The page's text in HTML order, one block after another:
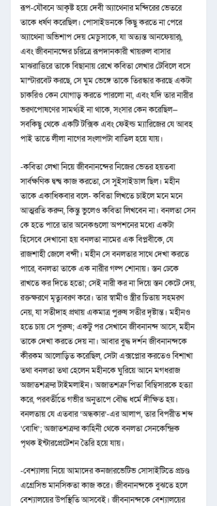
রূপ-যৌবনে আকৃষ্ট হয়ে দেবী অ্যাথেনার মন্দিরের ভেতরে
তাকে ধর্ষণ করেছিল। পোসাইডনকে কিছু করতে না পেরে
অ্যাথেনা অভিশাপ দেয় মেডুসাকে, যা অত্যন্ত আনফেয়ার),
এবং জীবনানন্দের চরিত্রে রূপদানকারী খায়রুল বাসার
মাঝরাত্তিরে তাকে বিছানায় রেখে কবিতা লেখার টেবিলে বসে
মাস্টারবেট করছে, সে ঘুম ভেঙ্গে তাকে তিরস্কার করছে একটা
চাকরিও কেন যোগাড় করতে পারলো না, এবং যদি তার নারীর
ভরণপোষণের সামর্থ্যই না থাকে, সংসার কেন করেছিল—
সবকিছু থেকে একটি টক্সিক এবং ফেইল্ড ম্যারিজের যে আবহ
পাই তাতে লীলা নাগের সংলাপটা বাতিল হয়ে যায়।
-কবিতা লেখা নিয়ে জীবনানন্দের নিজের ভেতর হয়তবা
সার্বক্ষণিক দ্বন্দ্ব কাজ করতো, সে সুইসাইডাল ছিল। মহীন
তাকে একাধিকবার বলে- কবিতা লিখতে চাইলে মনে মনে
আত্মরতি করুন, কিন্তু ভুলেও কবিতা লিখবেন না। বনলতা সেন
কে হতে পারে তার অনেকগুলো অপশনের মধ্যে একটা
হিসেবে দেখানো হয় বনলতা নামের এক বিপ্লবীকে, যে
রাজশাহী জেলে বন্দী। মহীন সে বনলতার সাথে দেখা করতে
পারে, বনলতা তাকে এক নারীর গল্প শোনায়। স্তন ঢেকে
রাখতে কর দিতে হতো; সেই নারী কর না দিয়ে স্তন কেটে দেয়,
রক্তক্ষরণে মৃত্যুবরণ করে। তার স্বামীও স্ত্রীর চিতায় সহমরণ
নেয়, যা সতীদাহ প্রথায় একমাত্র পুরুষ সতীর দৃষ্টান্ত। মহীনও
হতে চায় সে পুরুষ; একটু পর সেখানে জীবনানন্দ আসে, মহীন
তাকে দেখা করতে দেয় না। আবার বুদ্ধ দর্শন জীবনানন্দকে
কীরকম আলোড়িত করেছিল, সেটা এক্সপ্লোর করতেও বিশাখা
তথা বনলতা তথা হেলেন মহীনকে ঘুরিয়ে আনে মগধরাজ
অজাতশত্রুর টাইমলাইন। অজাতশত্রু পিতা বিম্বিসারকে হত্যা
করে, পরবর্তীতে গভীর অনুতাপে বৌদ্ধ ধর্মে দীক্ষিত হয়।
বনলতায় যে এতবার ‘অন্ধকার’-এর আলাপ, তার বিপরীত শব্দ
‘বোধি’; অজাতশত্রুর কাহিনী থেকে বনলতা সেনকেন্দ্রিক
পৃথক ইন্টারপ্রেটেশন তৈরি হয়ে যায়।
-বেশ্যালয় নিয়ে আমাদের কনজারভেটিভ সোসাইটিতে প্রচণ্ড
এগ্রেসিভ মানসিকতা কাজ করে। জীবনানন্দকে বুঝতে হলে
বেশ্যালয়ের উপস্থিতি আসবেই। জীবনানন্দকে বেশ্যালয়ের